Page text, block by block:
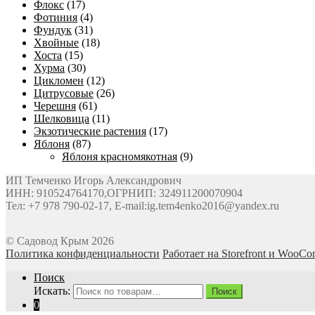
Флокс (17)
Фотиния (4)
Фундук (31)
Хвойные (18)
Хоста (15)
Хурма (30)
Цикломен (12)
Цитрусовые (26)
Черешня (61)
Шелковица (11)
Экзотические растения (17)
Яблоня (87)
Яблоня красномякотная (9)
ИП Темченко Игорь Александрович
ИНН: 910524764170,ОГРНИП: 324911200070904
Тел: +7 978 790-02-17, E-mail:ig.tem4enko2016@yandex.ru
© Садовод Крым 2026
Политика конфиденциальности Работает на Storefront и
Поиск
Искать:
Поиск
0